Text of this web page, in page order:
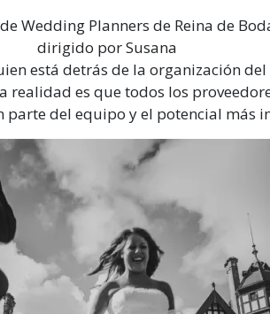
Wedding Planners de Reina de
dirigido por Susana
está detrás de la organización del
realidad es que todos los
parte del equipo y el potencial más